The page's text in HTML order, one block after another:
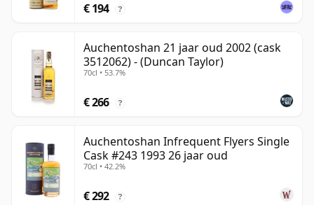
€ 194 ?
Auchentoshan 21 jaar oud 2002 (cask
3512062) - (Duncan Taylor)
70cl • 53.7%
€ 266 ?
Auchentoshan Infrequent Flyers Single
Cask #243 1993 26 jaar oud
70cl • 42.2%
€ 292 ?